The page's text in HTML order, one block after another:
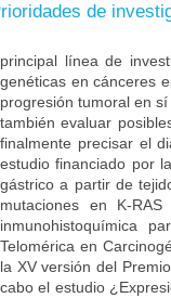
de
principal línea de
genéticas en cánceres
progresión tumoral en
también evaluar
finalmente precisar el
estudio financiado por
gástrico a partir de
mutaciones en K-
inmunohistoquímica
Telomérica en
la XV versión del
cabo el estudio